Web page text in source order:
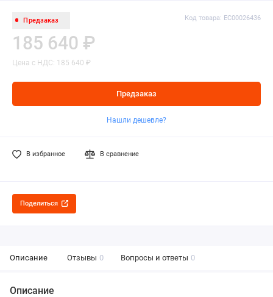
Предзаказ Код товара: EC00026436
185 640 ₽
Цена с НДС: 185 640 ₽
Предзаказ
Нашли дешевле?
В избранное В сравнение
Поделиться
Описание Отзывы 0 Вопросы и ответы 0
Описание